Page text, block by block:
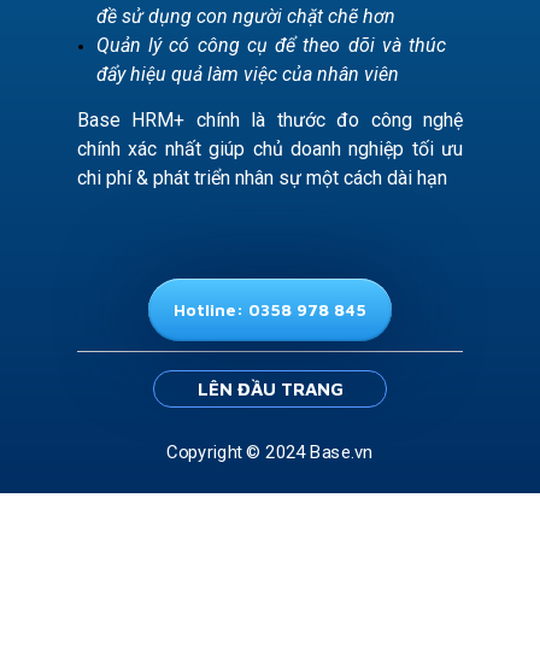
đề sử dụng con người chặt chẽ hơn
Quản lý có công cụ để theo dõi và thúc
đẩy hiệu quả làm việc của nhân viên
Base HRM+ chính là thước đo công nghệ
chính xác nhất giúp chủ doanh nghiệp tối ưu
chi phí & phát triển nhân sự một cách dài hạn
Copyright © 2024 Base.vn
Hotline: 0358 978 845
LÊN ĐẦU TRANG